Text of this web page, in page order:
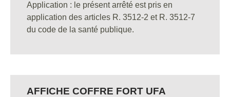
Application : le présent arrêté est pris en
application des articles R. 3512-2 et R. 3512-7
du code de la santé publique.
AFFICHE COFFRE FORT UFA